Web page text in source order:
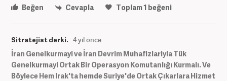
Beğen
Cevapla Toplam1 beğeni
Sitratejist derki. 4 yıl önce
İran Genelkurmayi ve İran Devrim Muhafizlariyla Tük
Genelkurmayi Ortak Bir Operasyon Komutanlığı Kurmalı. Ve
Böylece Hem Irak'ta hemde Suriye'de Ortak Çıkarlara Hizmet